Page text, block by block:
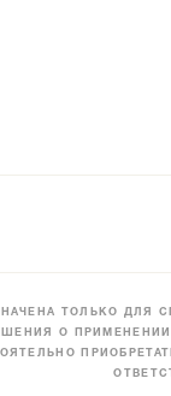
ТОЛЬКО ДЛЯ
О